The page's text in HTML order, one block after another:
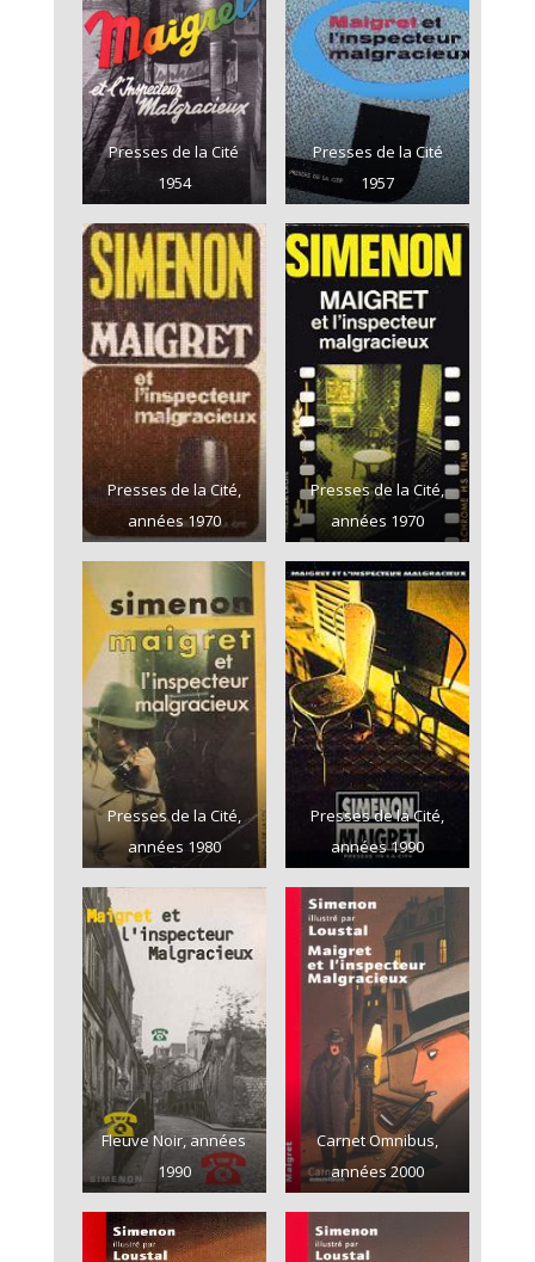
Presses de la Cité
1954
Presses de la Cité
1957
Presses de la Cité,
années 1970
Presses de la Cité,
années 1970
Presses de la Cité,
années 1980
Presses de la Cité,
années 1990
Fleuve Noir, années
1990
Carnet Omnibus,
années 2000